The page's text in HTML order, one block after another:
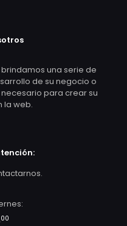
una serie de
de su negocio o
para crear su
la web.
00